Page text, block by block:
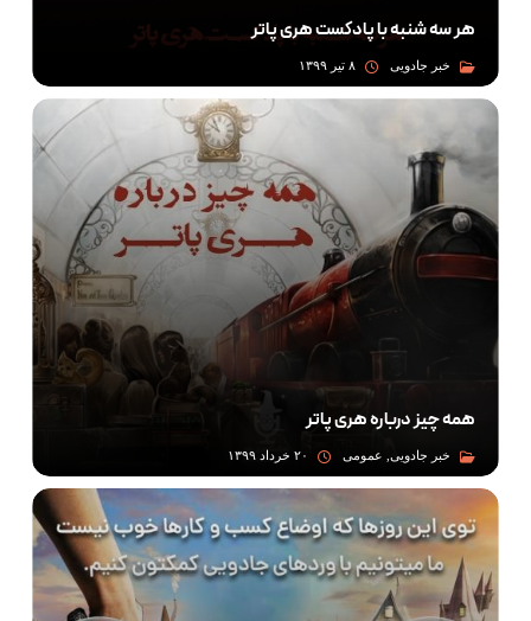
هر سه شنبه با پادکست هری پاتر
۸ تیر ۱۳۹۹ خبر جادویی
همه چیز درباره هری پاتر
۲۰ خرداد ۱۳۹۹ خبر جادویی, عمومی